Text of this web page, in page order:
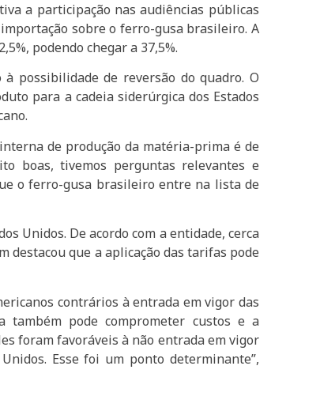
a participação nas audiências públicas
sobre o ferro-gusa brasileiro. A
podendo chegar a 37,5%.
possibilidade de reversão do quadro. O
para a cadeia siderúrgica dos Estados
de produção da matéria-prima é de
boas, tivemos perguntas relevantes e
o ferro-gusa brasileiro entre na lista de
Unidos. De acordo com a entidade, cerca
destacou que a aplicação das tarifas pode
contrários à entrada em vigor das
também pode comprometer custos e a
foram favoráveis à não entrada em vigor
Esse foi um ponto determinante”,